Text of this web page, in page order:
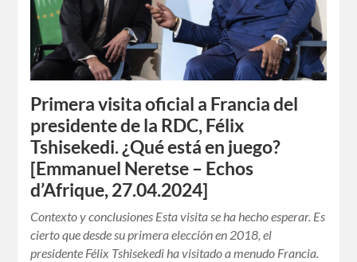
Primera visita oficial a Francia del
presidente de la RDC, Félix
Tshisekedi. ¿Qué está en juego?
[Emmanuel Neretse – Echos
d’Afrique, 27.04.2024]
Contexto y conclusiones Esta visita se ha hecho esperar. Es
cierto que desde su primera elección en 2018, el
presidente Félix Tshisekedi ha visitado a menudo Francia.